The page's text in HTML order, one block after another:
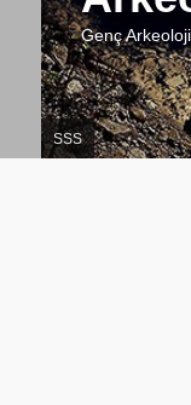
Genç
SSS